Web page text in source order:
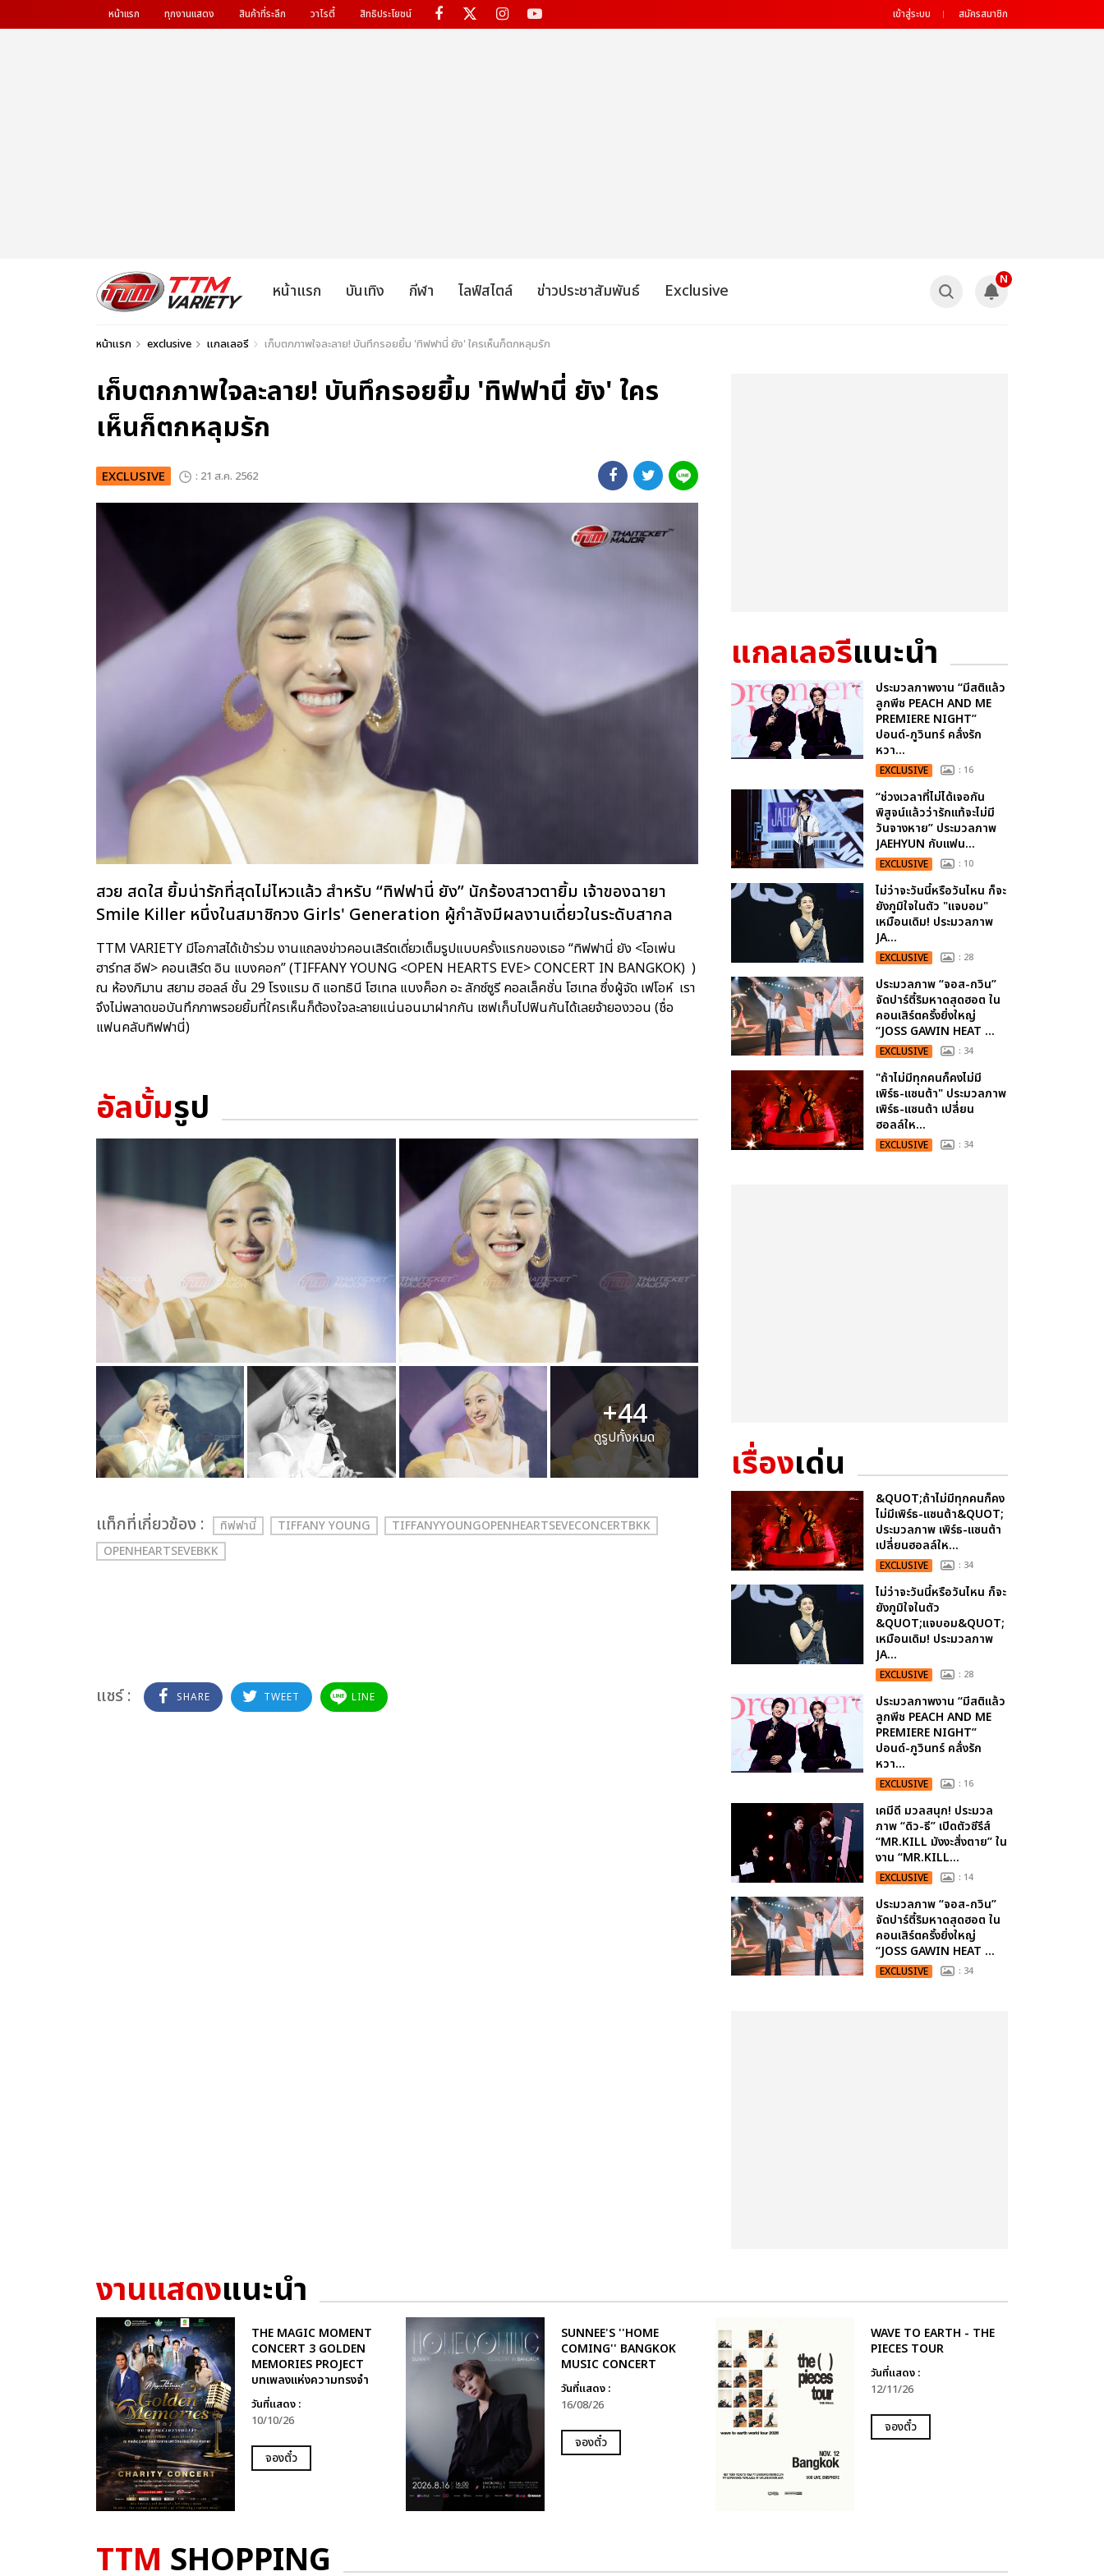
หน้าแรก ทุกงานแสดง สินค้าที่ระลึก วาไรตี้ สิทธิประโยชน์ เข้าสู่ระบบ สมัครสมาชิก
หน้าแรก บันเทิง กีฬา ไลฟ์สไตล์ ข่าวประชาสัมพันธ์ Exclusive
N
หน้าแรก exclusive แกลเลอรี เก็บตกภาพใจละลาย! บันทึกรอยยิ้ม 'ทิฟฟานี่ ยัง' ใครเห็นก็ตกหลุมรัก
เก็บตกภาพใจละลาย! บันทึกรอยยิ้ม 'ทิฟฟานี่ ยัง' ใคร
เห็นก็ตกหลุมรัก
EXCLUSIVE : 21 ส.ค. 2562
สวย สดใส ยิ้มน่ารักที่สุดไม่ไหวแล้ว สำหรับ “ทิฟฟานี่ ยัง” นักร้องสาวตายิ้ม เจ้าของฉายา
Smile Killer หนึ่งในสมาชิกวง Girls' Generation ผู้กำลังมีผลงานเดี่ยวในระดับสากล
TTM VARIETY มีโอกาสได้เข้าร่วม งานแถลงข่าวคอนเสิร์ตเดี่ยวเต็มรูปแบบครั้งแรกของเธอ “ทิฟฟานี่ ยัง <โอเพ่น
ฮาร์ทส อีฟ> คอนเสิร์ต อิน แบงคอก” (TIFFANY YOUNG <OPEN HEARTS EVE> CONCERT IN BANGKOK) )
ณ ห้องภิมาน สยาม ฮอลล์ ชั้น 29 โรงแรม ดิ แอทธินี โฮเทล แบงค็อก อะ ลักซ์ซูรี คอลเล็คชั่น โฮเทล ซึ่งผู้จัด เฟโอห์ เรา
จึงไม่พลาดขอบันทึกภาพรอยยิ้มที่ใครเห็นก็ต้องใจละลายแน่นอนมาฝากกัน เซฟเก็บไปฟินกันได้เลยจ้ายองวอน (ชื่อ
แฟนคลับทิฟฟานี่)
อัลบั้มรูป
+44
ดูรูปทั้งหมด
เเท็กที่เกี่ยวข้อง : ทิฟฟานี่ TIFFANY YOUNG
TIFFANYYOUNGOPENHEARTSEVECONCERTBKK
OPENHEARTSEVEBKK
แชร์ : SHARE TWEET LINE
แกลเลอรีแนะนำ
ประมวลภาพงาน “มีสติแล้ว
ลูกพีช PEACH AND ME
PREMIERE NIGHT”
ปอนด์-ภูวินทร์ คลั่งรัก
หวา...
EXCLUSIVE : 16
“ช่วงเวลาที่ไม่ได้เจอกัน
พิสูจน์แล้วว่ารักแท้จะไม่มี
วันจางหาย” ประมวลภาพ
JAEHYUN กับแฟน...
EXCLUSIVE : 10
ไม่ว่าจะวันนี้หรือวันไหน ก็จะ
ยังภูมิใจในตัว "แจบอม"
เหมือนเดิม! ประมวลภาพ
JA...
EXCLUSIVE : 28
ประมวลภาพ “จอส-กวิน”
จัดปาร์ตี้ริมหาดสุดฮอต ใน
คอนเสิร์ตครั้งยิ่งใหญ่
“JOSS GAWIN HEAT ...
EXCLUSIVE : 34
"ถ้าไม่มีทุกคนก็คงไม่มี
เพิร์ธ-แซนต้า" ประมวลภาพ
เพิร์ธ-แซนต้า เปลี่ยน
ฮอลล์ให...
EXCLUSIVE : 34
เรื่องเด่น
&QUOT;ถ้าไม่มีทุกคนก็คง
ไม่มีเพิร์ธ-แซนต้า&QUOT;
ประมวลภาพ เพิร์ธ-แซนต้า
เปลี่ยนฮอลล์ให...
EXCLUSIVE : 34
ไม่ว่าจะวันนี้หรือวันไหน ก็จะ
ยังภูมิใจในตัว
&QUOT;แจบอม&QUOT;
เหมือนเดิม! ประมวลภาพ
JA...
EXCLUSIVE : 28
ประมวลภาพงาน “มีสติแล้ว
ลูกพีช PEACH AND ME
PREMIERE NIGHT”
ปอนด์-ภูวินทร์ คลั่งรัก
หวา...
EXCLUSIVE : 16
เคมีดี มวลสนุก! ประมวล
ภาพ “ดิว-ธี” เปิดตัวซีรีส์
“MR.KILL มังงะสั่งตาย” ใน
งาน “MR.KILL...
EXCLUSIVE : 14
ประมวลภาพ “จอส-กวิน”
จัดปาร์ตี้ริมหาดสุดฮอต ใน
คอนเสิร์ตครั้งยิ่งใหญ่
“JOSS GAWIN HEAT ...
EXCLUSIVE : 34
งานแสดงแนะนำ
THE MAGIC MOMENT
CONCERT 3 GOLDEN
MEMORIES PROJECT
บทเพลงแห่งความทรงจำ
วันที่แสดง :
10/10/26
จองตั๋ว
SUNNEE'S ''HOME
COMING'' BANGKOK
MUSIC CONCERT
วันที่แสดง :
16/08/26
จองตั๋ว
WAVE TO EARTH - THE
PIECES TOUR
วันที่แสดง :
12/11/26
จองตั๋ว
TTM SHOPPING